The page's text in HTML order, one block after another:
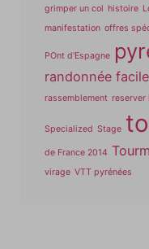
grimper un col histoire
manifestation offres
POnt d'Espagne
randonnée facile
rassemblement reserver
Specialized Stage
de France 2014
virage VTT pyrénées